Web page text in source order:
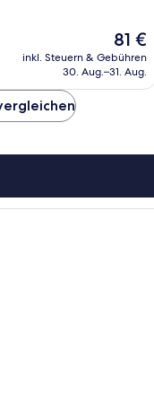
Der
Preis
beträgt
81 €
inkl. Steuern & Gebühren
30. Aug.–31. Aug.